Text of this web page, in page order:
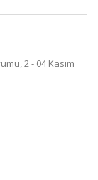
2 - 04 Kasım